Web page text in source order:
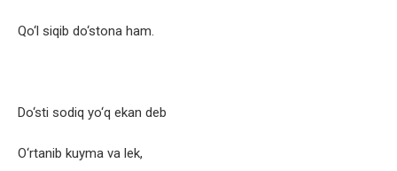
Qo‘l siqib do‘stona ham.
Do‘sti sodiq yo‘q ekan deb
O‘rtanib kuyma va lek,